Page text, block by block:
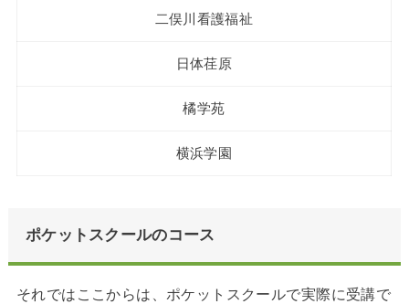
二俣川看護福祉
日体荏原
橘学苑
横浜学園
ポケットスクールのコース
それではここからは、ポケットスクールで実際に受講で